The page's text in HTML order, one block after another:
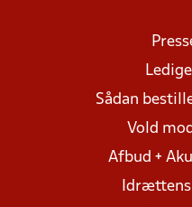
Sådan
Vold
Afbud +